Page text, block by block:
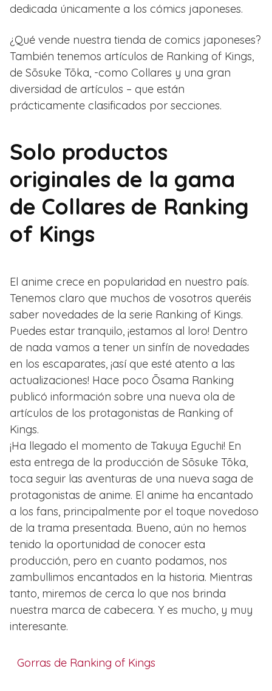
dedicada únicamente a los cómics japoneses.
¿Qué vende nuestra tienda de comics japoneses?
También tenemos artículos de Ranking of Kings,
de Sōsuke Tōka, -como Collares y una gran
diversidad de artículos – que están
prácticamente clasificados por secciones.
Solo productos
originales de la gama
de Collares de Ranking
of Kings
El anime crece en popularidad en nuestro país.
Tenemos claro que muchos de vosotros queréis
saber novedades de la serie Ranking of Kings.
Puedes estar tranquilo, ¡estamos al loro! Dentro
de nada vamos a tener un sinfín de novedades
en los escaparates, ¡así que esté atento a las
actualizaciones! Hace poco Ōsama Ranking
publicó información sobre una nueva ola de
artículos de los protagonistas de Ranking of
Kings.
¡Ha llegado el momento de Takuya Eguchi! En
esta entrega de la producción de Sōsuke Tōka,
toca seguir las aventuras de una nueva saga de
protagonistas de anime. El anime ha encantado
a los fans, principalmente por el toque novedoso
de la trama presentada. Bueno, aún no hemos
tenido la oportunidad de conocer esta
producción, pero en cuanto podamos, nos
zambullimos encantados en la historia. Mientras
tanto, miremos de cerca lo que nos brinda
nuestra marca de cabecera. Y es mucho, y muy
interesante.
Gorras de Ranking of Kings